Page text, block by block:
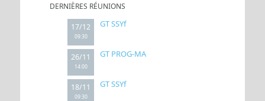
DERNIÈRES RÉUNIONS
17/12
09:30
GT SSYf
26/11
14:00
GT PROG-MA
18/11
09:30
GT SSYf